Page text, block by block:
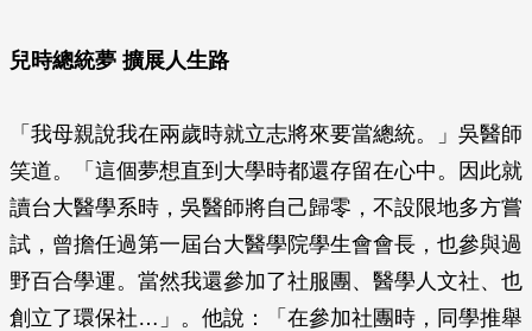
兒時總統夢 擴展人生路
「我母親說我在兩歲時就立志將來要當總統。」吳醫師
笑道。「這個夢想直到大學時都還存留在心中。因此就
讀台大醫學系時，吳醫師將自己歸零，不設限地多方嘗
試，曾擔任過第一屆台大醫學院學生會會長，也參與過
野百合學運。當然我還參加了社服團、醫學人文社、也
創立了環保社…」。他說：「在參加社團時，同學推舉